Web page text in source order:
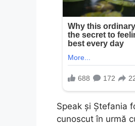
Speak și Ștefania
cunoscut în urmă